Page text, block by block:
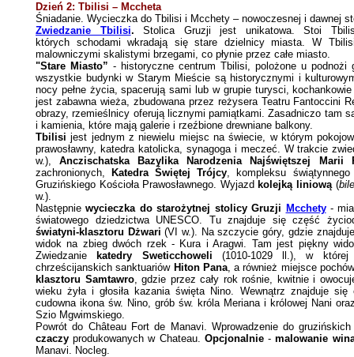
Dzień 2: Tbilisi – Mccheta
Śniadanie. Wycieczka do Tbilisi i Mcchety – nowoczesnej i dawnej
Zwiedzanie Tbilisi. Stolica Gruzji jest unikatowa. Stoi
których schodami wkradają się stare dzielnicy miasta. W
malowniczymi skalistymi brzegami, co płynie przez całe miasto.
"Stare Miasto” - historyczne centrum Tbilisi, polożone u podnożi
wszystkie budynki w Starym Mieście są historycznymi i
nocy pełne życia, spacerują sami lub w grupie turysci,
jest zabawna wieża, zbudowana przez reżysera Teatru Fantoccini
obrazy, rzemieślnicy oferują licznymi pamiątkami. Zasadniczo tam
i kamienia, które mają galerie i rzeźbione drewniane balkony.
Tbilisijest jednym z niewielu miejsc na świecie, w którym
prawosławny, katedra katolicka, synagoga i meczeć. W trakcie
w.),Anczischatska Bazylika
Narodzenia Najświętszej Marii
zachronionych,
Katedra Świętej Trójcy, kompleksu
Gruzińskiego Kościoła Prawosławnego. Wyjazd kolejką liniową(
w.).
Następniewycieczka do starożytnej stolicy Gruzji Mcchety-
światowego dziedzictwa UNESCO. Tu znajduje się część
światyni-klasztoru Dżwari (VI w.). Na szczycie góry, gdzie
widok na zbieg dwóch rzek - Kura i Aragwi. Tam jest piękny
Zwiedzanie
katedry Sweticchoweli (1010-1029 ll.), w której
chrześcijanskich sanktuariów Hiton Pana, a również miejsce
klasztoru Samtawro, gdzie przez cały rok rośnie, kwitnie i
wieku żyła i głosiła kazania święta Nino. Wewnątrz znajduje
cudowna ikona św. Nino, grób św. króla Meriana i królowej Nani
Szio Mgwimskiego.
Powrót do Château Fort de Manavi. Wprowadzenie do
czaczy produkowanych w Chateau. Opcjonalnie-malowanie
Manavi. Nocleg.